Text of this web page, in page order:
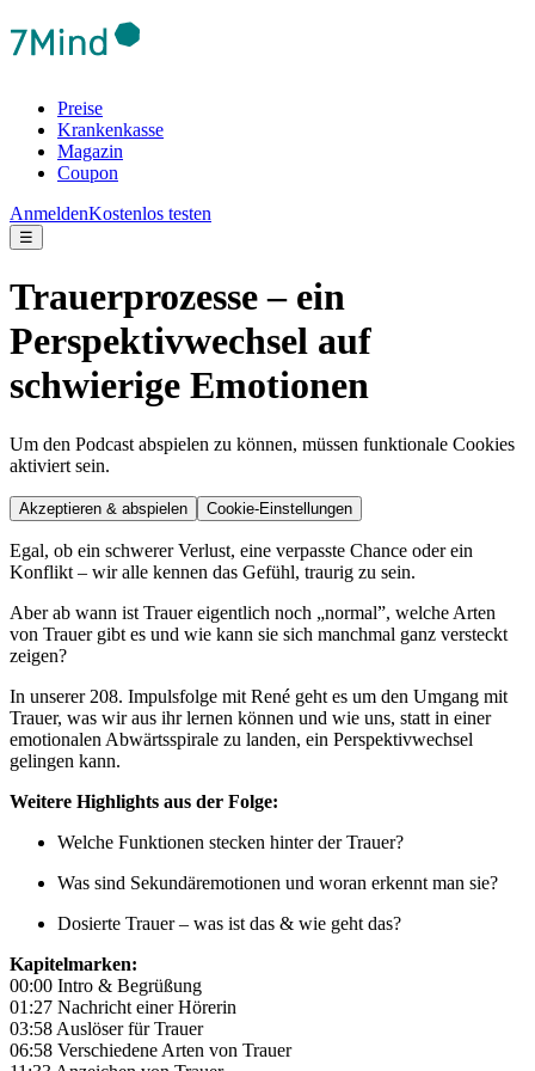
Preise
Krankenkasse
Magazin
Coupon
AnmeldenKostenlos testen
☰
Trauerprozesse – ein
Perspektivwechsel auf
schwierige Emotionen
Um den Podcast abspielen zu können, müssen funktionale Cookies
aktiviert sein.
Akzeptieren & abspielen Cookie-Einstellungen
Egal, ob ein schwerer Verlust, eine verpasste Chance oder ein
Konflikt – wir alle kennen das Gefühl, traurig zu sein.
Aber ab wann ist Trauer eigentlich noch „normal”, welche Arten
von Trauer gibt es und wie kann sie sich manchmal ganz versteckt
zeigen?
In unserer 208. Impulsfolge mit René geht es um den Umgang mit
Trauer, was wir aus ihr lernen können und wie uns, statt in einer
emotionalen Abwärtsspirale zu landen, ein Perspektivwechsel
gelingen kann.
Weitere Highlights aus der Folge:
Welche Funktionen stecken hinter der Trauer?
Was sind Sekundäremotionen und woran erkennt man sie?
Dosierte Trauer – was ist das & wie geht das?
Kapitelmarken:
00:00 Intro & Begrüßung
01:27 Nachricht einer Hörerin
03:58 Auslöser für Trauer
06:58 Verschiedene Arten von Trauer